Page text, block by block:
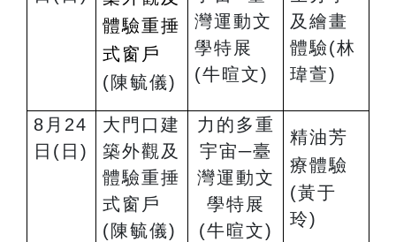
體驗重捶
式窗戶
(陳毓儀)
灣運動文
學特展
(牛暄文)
及繪畫
體驗(林
瑋萱)
8 月24
日(日)
大門口建
築外觀及
體驗重捶
式窗戶
(陳毓儀)
力的多重
宇宙─臺
灣運動文
學特展
(牛暄文)
精油芳
療體驗
(黃于
玲)